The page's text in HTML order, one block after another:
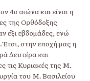
4ο αιώνα και είναι η
της Ορθόδοξης
έξι εβδοµάδες, ενώ
Έτσι, στην εποχή µας η
∆ευτέρα και
τις Κυριακές της Μ.
του Μ. Βασιλείου